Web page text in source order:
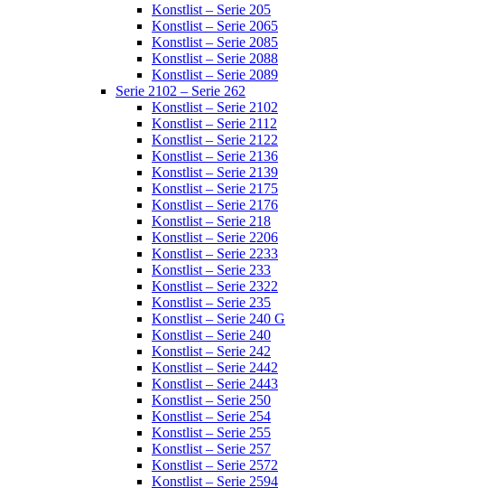
Konstlist – Serie 205
Konstlist – Serie 2065
Konstlist – Serie 2085
Konstlist – Serie 2088
Konstlist – Serie 2089
Serie 2102 – Serie 262
Konstlist – Serie 2102
Konstlist – Serie 2112
Konstlist – Serie 2122
Konstlist – Serie 2136
Konstlist – Serie 2139
Konstlist – Serie 2175
Konstlist – Serie 2176
Konstlist – Serie 218
Konstlist – Serie 2206
Konstlist – Serie 2233
Konstlist – Serie 233
Konstlist – Serie 2322
Konstlist – Serie 235
Konstlist – Serie 240 G
Konstlist – Serie 240
Konstlist – Serie 242
Konstlist – Serie 2442
Konstlist – Serie 2443
Konstlist – Serie 250
Konstlist – Serie 254
Konstlist – Serie 255
Konstlist – Serie 257
Konstlist – Serie 2572
Konstlist – Serie 2594